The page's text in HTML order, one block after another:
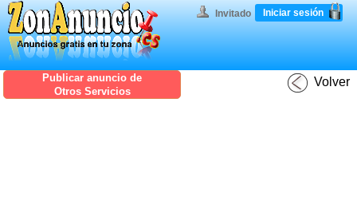
Invitado Iniciar sesión
Publicar anuncio de
Otros Servicios
Volver